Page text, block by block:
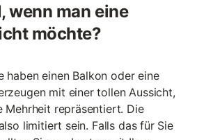
wenn man eine
möchte?
haben einen Balkon oder eine
mit einer tollen Aussicht,
Mehrheit repräsentiert. Die
limitiert sein. Falls das für Sie